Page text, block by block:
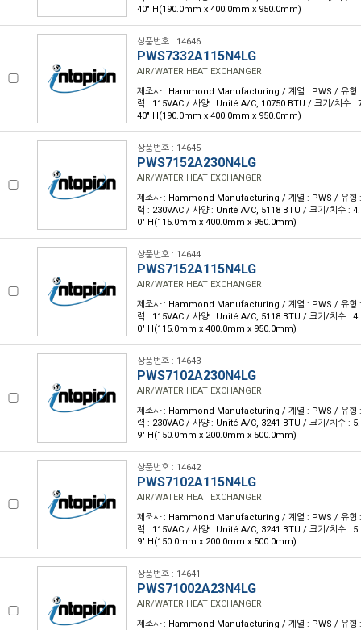
40" H(190.0mm x 400.0mm x 950.0mm)
상품번호 : 14646
PWS7332A115N4LG
AIR/WATER HEAT EXCHANGER
제조사 : Hammond Manufacturing / 계열 : PWS / 유형 :
력 : 115VAC / 사양 : Unité A/C, 10750 BTU / 크기/치수 :
40" H(190.0mm x 400.0mm x 950.0mm)
상품번호 : 14645
PWS7152A230N4LG
AIR/WATER HEAT EXCHANGER
제조사 : Hammond Manufacturing / 계열 : PWS / 유형 :
력 : 230VAC / 사양 : Unité A/C, 5118 BTU / 크기/치수 :
0" H(115.0mm x 400.0mm x 950.0mm)
상품번호 : 14644
PWS7152A115N4LG
AIR/WATER HEAT EXCHANGER
제조사 : Hammond Manufacturing / 계열 : PWS / 유형 :
력 : 115VAC / 사양 : Unité A/C, 5118 BTU / 크기/치수 :
0" H(115.0mm x 400.0mm x 950.0mm)
상품번호 : 14643
PWS7102A230N4LG
AIR/WATER HEAT EXCHANGER
제조사 : Hammond Manufacturing / 계열 : PWS / 유형 :
력 : 230VAC / 사양 : Unité A/C, 3241 BTU / 크기/치수 :
9" H(150.0mm x 200.0mm x 500.0mm)
상품번호 : 14642
PWS7102A115N4LG
AIR/WATER HEAT EXCHANGER
제조사 : Hammond Manufacturing / 계열 : PWS / 유형 :
력 : 115VAC / 사양 : Unité A/C, 3241 BTU / 크기/치수 :
9" H(150.0mm x 200.0mm x 500.0mm)
상품번호 : 14641
PWS71002A23N4LG
AIR/WATER HEAT EXCHANGER
제조사 : Hammond Manufacturing / 계열 : PWS / 유형 :